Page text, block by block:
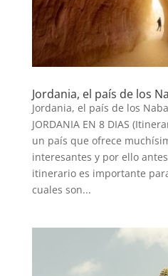
Jordania, el país de los
Jordania, el país de los
JORDANIA EN 8 DIAS
un país que ofrece
interesantes y por ello
itinerario es importante
cuales son...